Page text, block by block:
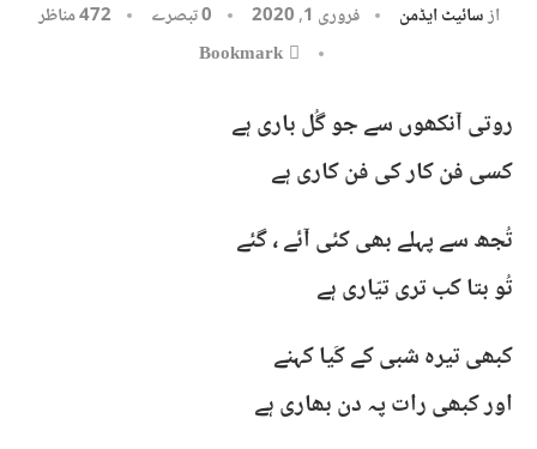
ازسائیٹ ایڈمن فروری 1, 2020 0 تبصرے 472مناظر
Bookmark
روتی آنکھوں سے جو گُل باری ہے
کسی فن کار کی فن کاری ہے
تُجھ سے پہلے بھی کئی آئے ، گئے
تُو بتا کب تری تیّاری ہے
کبھی تیرہ شبی کے کَیا کہنے
اور کبھی رات پہ دن بھاری ہے